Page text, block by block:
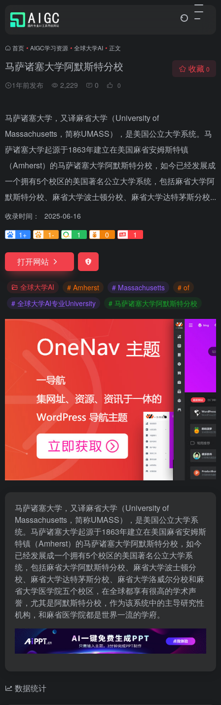
首页 • AIGC学习资源 • 全球大学AI • 正文
马萨诸塞大学阿默斯特分校
1年前发布 2,229 0 0
收藏 0
马萨诸塞大学，又译麻省大学（University of
Massachusetts，简称UMASS），是美国公立大学系统。马
萨诸塞大学起源于1863年建立在美国麻省安姆斯特镇
（Amherst）的马萨诸塞大学阿默斯特分校，如今已经发展成
一个拥有5个校区的美国著名公立大学系统，包括麻省大学阿
默斯特分校、麻省大学波士顿分校、麻省大学达特茅斯分校...
收录时间：
2025-06-16
1+
1- 1 0 1
打开网站
全球大学AI # Amherst # Massachusetts
# of
# 全球大学AI专业University
# 马萨诸塞大学阿默斯特分校
马萨诸塞大学，又译麻省大学（University of
Massachusetts，简称UMASS），是美国公立大学系
统。马萨诸塞大学起源于1863年建立在美国麻省安姆斯
特镇（Amherst）的马萨诸塞大学阿默斯特分校，如今
已经发展成一个拥有5个校区的美国著名公立大学系
统，包括麻省大学阿默斯特分校、麻省大学波士顿分
校、麻省大学达特茅斯分校、麻省大学洛威尔分校和麻
省大学医学院五个校区，在全球都享有很高的学术声
誉，尤其是阿默斯特分校，作为该系统中的主导研究性
机构，和麻省医学院都是世界一流的学府。
数据统计